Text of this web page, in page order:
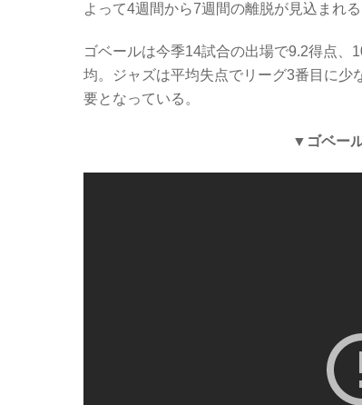
よって4週間から7週間の離脱が見込まれる
ゴベールは今季14試合の出場で9.2得点、
均。ジャズは平均失点でリーグ3番目に少
要となっている。
▼ゴベー